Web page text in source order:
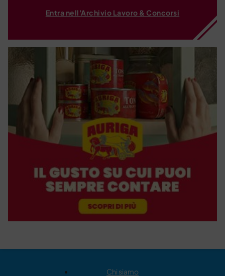
Entra nell'Archivio Lavoro & Concorsi
Chi siamo